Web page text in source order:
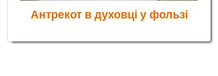
Антрекот в духовці у фользі